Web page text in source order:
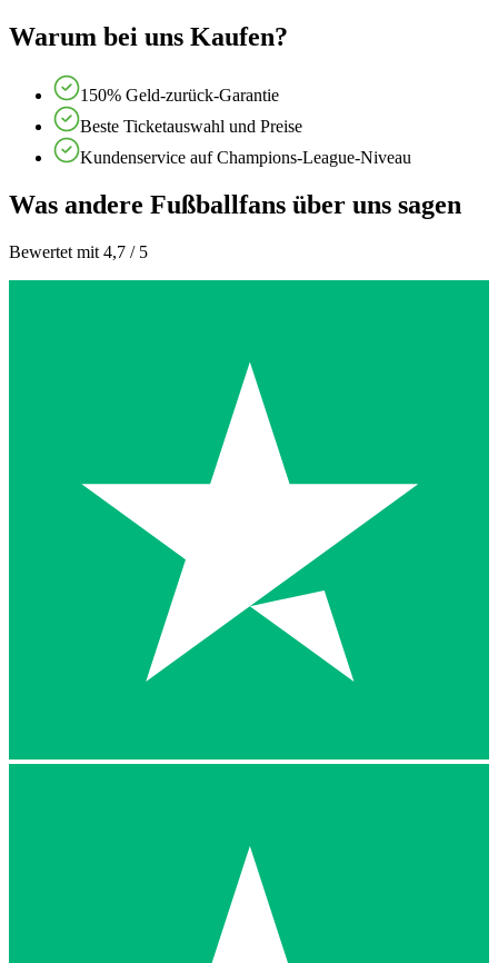
Warum bei uns Kaufen?
150% Geld-zurück-Garantie
Beste Ticketauswahl und Preise
Kundenservice auf Champions-League-Niveau
Was andere Fußballfans über uns sagen
Bewertet mit 4,7 / 5